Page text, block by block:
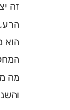
זה
הוא
מה